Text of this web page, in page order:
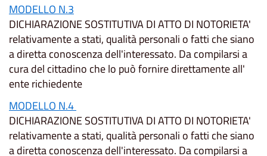
MODELLO N.3
DICHIARAZIONE SOSTITUTIVA DI ATTO DI NOTORIETA'
relativamente a stati, qualità personali o fatti che siano
a diretta conoscenza dell'interessato. Da compilarsi a
cura del cittadino che lo può fornire direttamente all'
ente richiedente
MODELLO N.4
DICHIARAZIONE SOSTITUTIVA DI ATTO DI NOTORIETA'
relativamente a stati, qualità personali o fatti che siano
a diretta conoscenza dell'interessato. Da compilarsi a